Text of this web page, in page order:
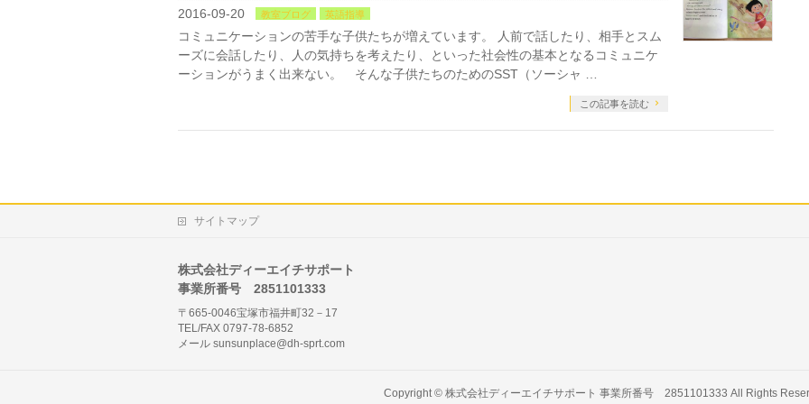
2016-09-20 教室ブログ 英語指導
コミュニケーションの苦手な子供たちが増えています。 人前で話したり、相手とスム
ーズに会話したり、人の気持ちを考えたり、といった社会性の基本となるコミュニケ
ーションがうまく出来ない。 そんな子供たちのためのSST（ソーシャ …
この記事を読む
サイトマップ
株式会社ディーエイチサポート
事業所番号 2851101333
〒665-0046宝塚市福井町32－17
TEL/FAX 0797-78-6852
メール sunsunplace@dh-sprt.com
Copyright © 株式会社ディーエイチサポート 事業所番号 2851101333 All Rights